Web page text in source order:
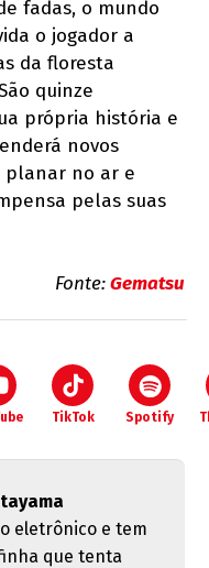
fadas, o mundo
o jogador a
da floresta
quinze
própria história e
novos
planar no ar e
pelas suas
Fonte:Gematsu
TikTok Spotify
eletrônico e tem
que tenta